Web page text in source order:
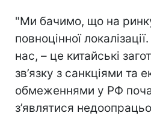
"Ми бачимо, що на
повноцінної
нас, – це китайські
зв’язку з санкціями та
обмеженнями у РФ
з’являтися